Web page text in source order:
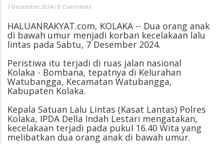
7 December 2024 / 0 Comments
HALUANRAKYAT.com, KOLAKA -- Dua orang anak
di bawah umur menjadi korban kecelakaan lalu
lintas pada Sabtu, 7 Desember 2024.
Peristiwa itu terjadi di ruas jalan nasional
Kolaka - Bombana, tepatnya di Kelurahan
Watubangga, Kecamatan Watubangga,
Kabupaten Kolaka.
Kepala Satuan Lalu Lintas (Kasat Lantas) Polres
Kolaka, IPDA Della Indah Lestari mengatakan,
kecelakaan terjadi pada pukul 16.40 Wita yang
melibatkan dua orang anak di bawah umur.